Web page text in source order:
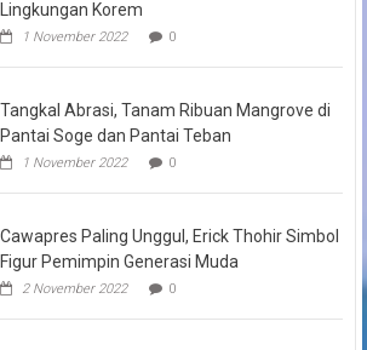
Lingkungan Korem
1 November 2022 0
Tangkal Abrasi, Tanam Ribuan Mangrove di
Pantai Soge dan Pantai Teban
1 November 2022 0
Cawapres Paling Unggul, Erick Thohir Simbol
Figur Pemimpin Generasi Muda
2 November 2022 0